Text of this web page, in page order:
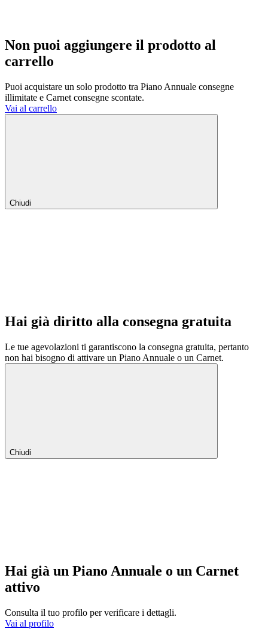
Non puoi aggiungere il prodotto al
carrello
Puoi acquistare un solo prodotto tra Piano Annuale consegne
illimitate e Carnet consegne scontate.
Vai al carrello
Chiudi
Hai già diritto alla consegna gratuita
Le tue agevolazioni ti garantiscono la consegna gratuita, pertanto
non hai bisogno di attivare un Piano Annuale o un Carnet.
Chiudi
Hai già un Piano Annuale o un Carnet
attivo
Consulta il tuo profilo per verificare i dettagli.
Vai al profilo